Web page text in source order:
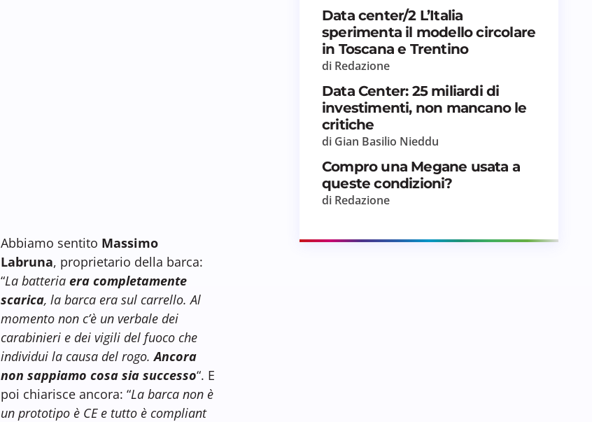
Abbiamo sentito Massimo
Labruna, proprietario della barca:
“La batteria era completamente
scarica, la barca era sul carrello. Al
momento non c’è un verbale dei
carabinieri e dei vigili del fuoco che
individui la causa del rogo.Ancora
non sappiamo cosa sia successo“. E
poi chiarisce ancora: “La barca non è
un prototipo è CE e tutto è compliant
Data center/2 L’Italia
sperimenta il modello circolare
in Toscana e Trentino
di Redazione
Data Center: 25 miliardi di
investimenti, non mancano le
critiche
di Gian Basilio Nieddu
Compro una Megane usata a
queste condizioni?
di Redazione